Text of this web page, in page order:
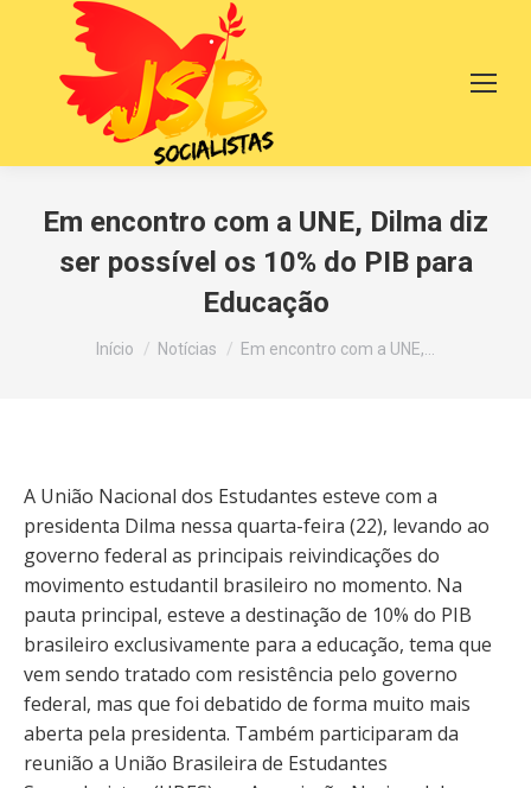
Em encontro com a UNE, Dilma diz
ser possível os 10% do PIB para
Educação
Você está aqui:
Início Notícias Em encontro com a UNE,…
A União Nacional dos Estudantes esteve com a
presidenta Dilma nessa quarta-feira (22), levando ao
governo federal as principais reivindicações do
movimento estudantil brasileiro no momento. Na
pauta principal, esteve a destinação de 10% do PIB
brasileiro exclusivamente para a educação, tema que
vem sendo tratado com resistência pelo governo
federal, mas que foi debatido de forma muito mais
aberta pela presidenta. Também participaram da
reunião a União Brasileira de Estudantes